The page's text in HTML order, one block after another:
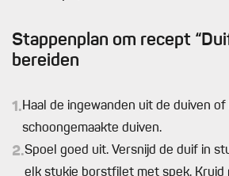
Stappenplan om recept
bereiden
1.Haal de ingewanden uit de duiven of
schoongemaakte duiven.
2.Spoel goed uit. Versnijd de duif in
elk stukje borstfilet met spek. Kruid